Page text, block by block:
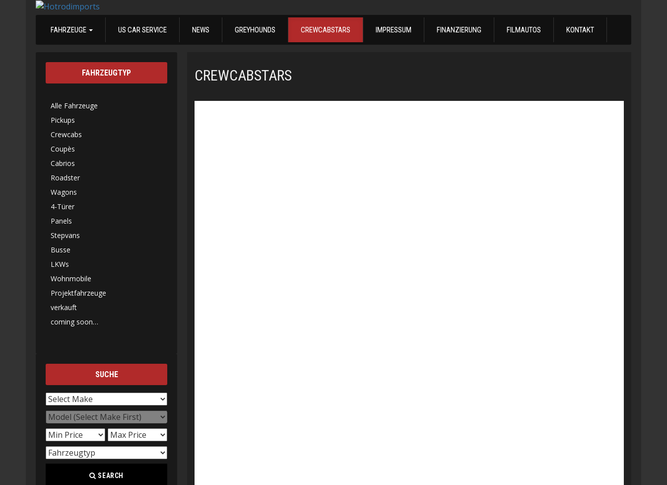
FAHRZEUGE US CAR SERVICE NEWS GREYHOUNDS CREWCABSTARS IMPRESSUM FINANZIERUNG FILMAUTOS KONTAKT
CREWCABSTARS
FAHRZEUGTYP
Alle Fahrzeuge
Pickups
Crewcabs
Coupès
Cabrios
Roadster
Wagons
4-Türer
Panels
Stepvans
Busse
LKWs
Wohnmobile
Projektfahrzeuge
verkauft
coming soon…
SUCHE
SEARCH